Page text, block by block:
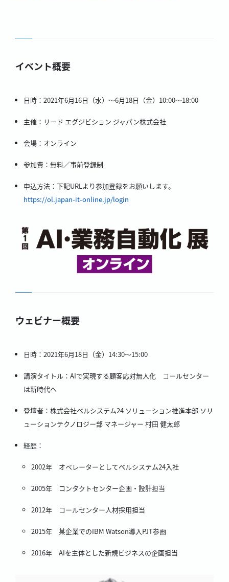
イベント概要
日時：2021年6月16日（水）～6月18日（金）10:00～18:00
主催：リード エグジビション ジャパン株式会社
会場：オンライン
参加費：無料／事前登録制
申込方法：下記URLより参加登録をお願いします。
https://ol.japan-it-online.jp/login
ウェビナー概要
日時：2021年6月18日（金）14:30～15:00
講演タイトル：AIで実現する顧客応対無人化 コールセンター
は新時代へ
登壇者：株式会社ベルシステム24 ソリューション推進本部 ソリ
ューションテクノロジー部 マネージャー 村田 健太郎
経歴：
2002年 オペレーターとしてベルシステム24入社
2005年 コンタクトセンター企画・設計担当
2012年 コールセンター人材採用担当
2015年 某企業でのIBM Watson導入PJT参画
2016年 AIを主体とした新規ビジネスの企画担当